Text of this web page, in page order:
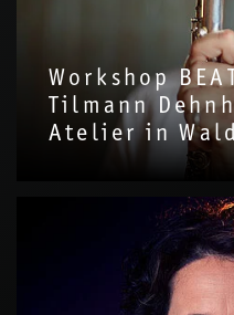
Workshop
Tilmann
Atelier in